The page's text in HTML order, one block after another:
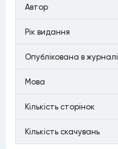
Автор
Рiк видання
Опублiкована в журналi
Мова
Кiлькiсть сторiнок
Кiлькiсть скачувань